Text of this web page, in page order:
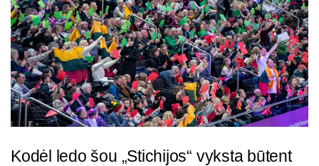
Kodėl ledo šou „Stichijos“ vyksta būtent